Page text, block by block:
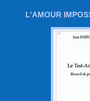
L'AMOUR